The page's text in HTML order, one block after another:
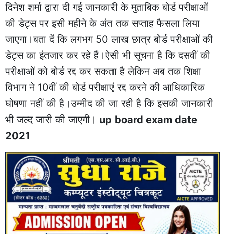
दिनेश शर्मा द्वारा दी गई जानकारी के मुताबिक बोर्ड परीक्षाओं
की डेट्स पर इसी महीने के अंत तक सप्‍ताह फैसला लिया
जाएगा।बता दें कि लगभग 50 लाख छात्र बोर्ड परीक्षाओं की
डेट्स का इंतजार कर रहे हैं।ऐसी भी सूचना है कि दसवीं की
परीक्षाओं को बोर्ड रद्द कर सकता है लेकिन अब तक शिक्षा
विभाग ने 10वीं की बोर्ड परीक्षाएं रद्द करने की आधिकारिक
घोषणा नहीं की है।उम्मीद की जा रही है कि इसकी जानकारी
भी जल्‍द जारी की जाएगी। up board exam date
2021